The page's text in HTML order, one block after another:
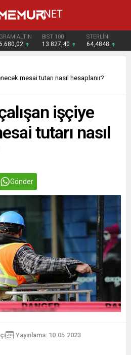
GRAM ALTIN BIST 100
13.827,40
STERLİN
64,4848
mesai tutarı nasıl hesaplanır?
işçiye
tutarı nasıl
Gönder
Yayınlama: 10.05.2023